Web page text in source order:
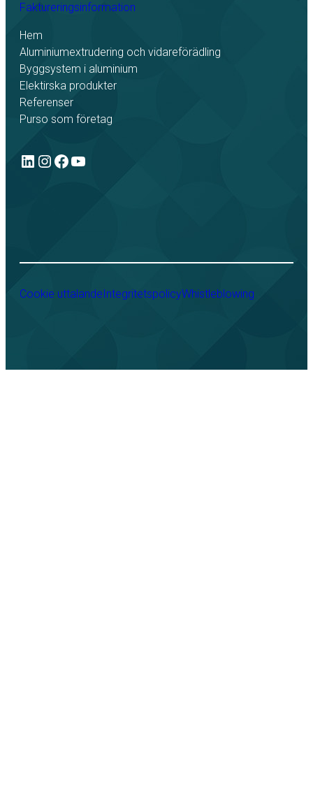
Faktureringsinformation
Hem
Aluminiumextrudering och vidareförädling
Byggsystem i aluminium
Elektirska produkter
Referenser
Purso som företag
LinkedIn
Instagram
Facebook
YouTube
Cookie uttalande IntegritetspolicyWhistleblowing